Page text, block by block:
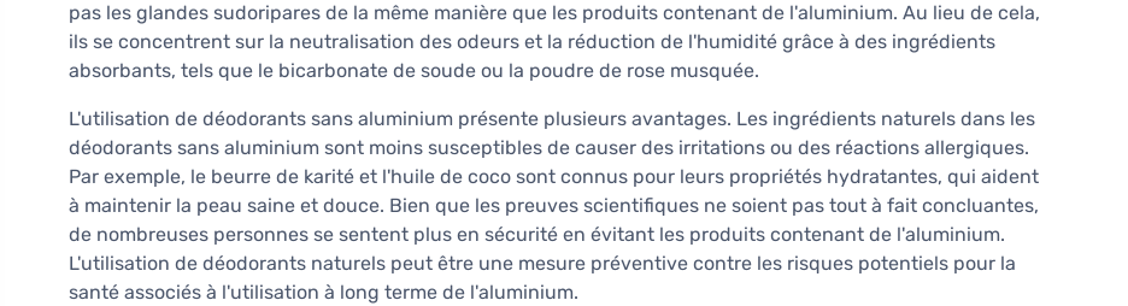
pas les glandes sudoripares de la même manière que les produits contenant de l'aluminium. Au lieu de cela,
ils se concentrent sur la neutralisation des odeurs et la réduction de l'humidité grâce à des ingrédients
absorbants, tels que le bicarbonate de soude ou la poudre de rose musquée.
L'utilisation de déodorants sans aluminium présente plusieurs avantages. Les ingrédients naturels dans les
déodorants sans aluminium sont moins susceptibles de causer des irritations ou des réactions allergiques.
Par exemple, le beurre de karité et l'huile de coco sont connus pour leurs propriétés hydratantes, qui aident
à maintenir la peau saine et douce. Bien que les preuves scientifiques ne soient pas tout à fait concluantes,
de nombreuses personnes se sentent plus en sécurité en évitant les produits contenant de l'aluminium.
L'utilisation de déodorants naturels peut être une mesure préventive contre les risques potentiels pour la
santé associés à l'utilisation à long terme de l'aluminium.